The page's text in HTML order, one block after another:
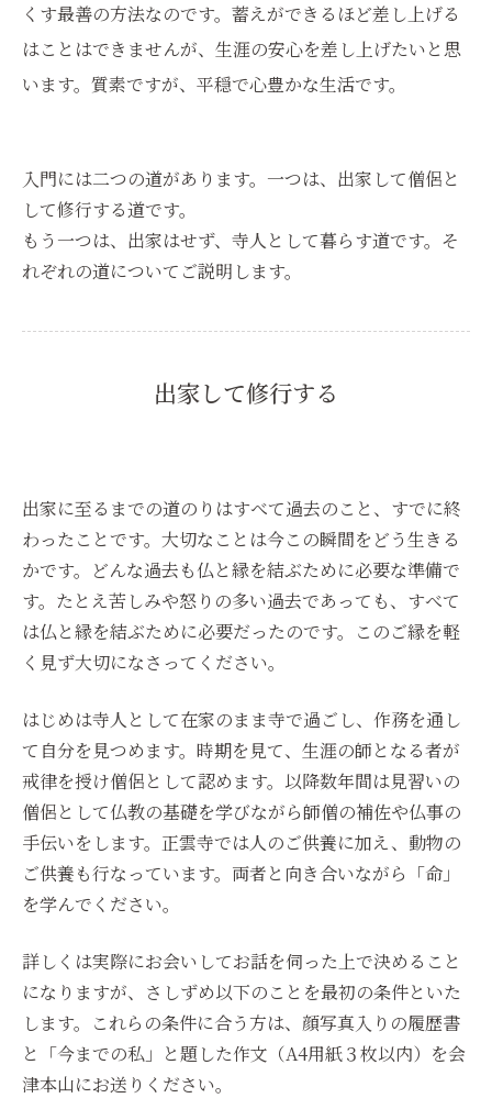
くす最善の方法なのです。蓄えができるほど差し上げる
はことはできませんが、生涯の安心を差し上げたいと思
います。質素ですが、平穏で心豊かな生活です。
入門には二つの道があります。一つは、出家して僧侶と
して修行する道です。
もう一つは、出家はせず、寺人として暮らす道です。そ
れぞれの道についてご説明します。
出家して修行する
出家に至るまでの道のりはすべて過去のこと、すでに終
わったことです。大切なことは今この瞬間をどう生きる
かです。どんな過去も仏と縁を結ぶために必要な準備で
す。たとえ苦しみや怒りの多い過去であっても、すべて
は仏と縁を結ぶために必要だったのです。このご縁を軽
く見ず大切になさってください。
はじめは寺人として在家のまま寺で過ごし、作務を通し
て自分を見つめます。時期を見て、生涯の師となる者が
戒律を授け僧侶として認めます。以降数年間は見習いの
僧侶として仏教の基礎を学びながら師僧の補佐や仏事の
手伝いをします。正雲寺では人のご供養に加え、動物の
ご供養も行なっています。両者と向き合いながら「命」
を学んでください。
詳しくは実際にお会いしてお話を伺った上で決めること
になりますが、さしずめ以下のことを最初の条件といた
します。これらの条件に合う方は、顔写真入りの履歴書
と「今までの私」と題した作文（A4用紙３枚以内）を会
津本山にお送りください。